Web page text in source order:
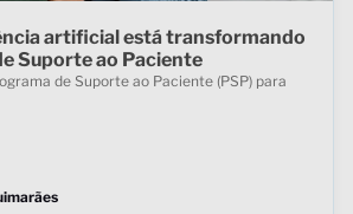
artificial está transformando
Suporte ao Paciente
de Suporte ao Paciente (PSP) para